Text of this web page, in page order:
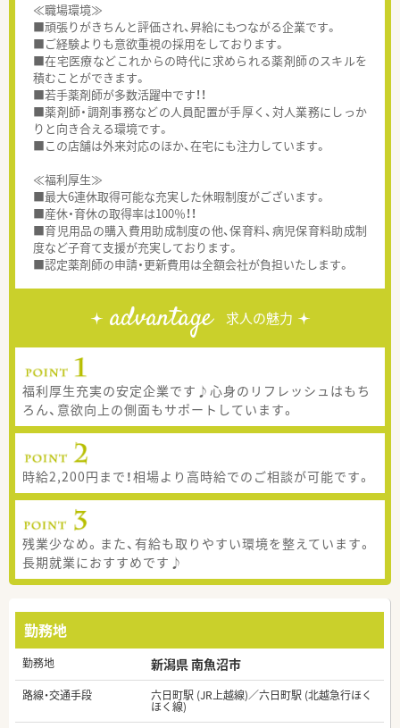
≪職場環境≫
■頑張りがきちんと評価され、昇給にもつながる企業です。
■ご経験よりも意欲重視の採用をしております。
■在宅医療などこれからの時代に求められる薬剤師のスキルを
積むことができます。
■若手薬剤師が多数活躍中です！！
■薬剤師・調剤事務などの人員配置が手厚く、対人業務にしっか
りと向き合える環境です。
■この店舗は外来対応のほか、在宅にも注力しています。
≪福利厚生≫
■最大6連休取得可能な充実した休暇制度がございます。
■産休・育休の取得率は100％！！
■育児用品の購入費用助成制度の他、保育料、病児保育料助成制
度など子育て支援が充実しております。
■認定薬剤師の申請・更新費用は全額会社が負担いたします。
advantage 求人の魅力
福利厚生充実の安定企業です♪心身のリフレッシュはもち
ろん、意欲向上の側面もサポートしています。
時給2,200円まで！相場より高時給でのご相談が可能です。
残業少なめ。また、有給も取りやすい環境を整えています。
長期就業におすすめです♪
勤務地
勤務地 新潟県 南魚沼市
路線・交通手段 六日町駅 (JR上越線)／六日町駅 (北越急行ほく
ほく線)